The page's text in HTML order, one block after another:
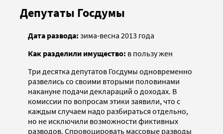
Депутаты Госдумы
Дата развода: зима-весна 2013 года
Как разделили имущество: в пользу жен
Три десятка депутатов Госдумы одновременно
развелись со своими вторыми половинами
накануне подачи деклараций о доходах. В
комиссии по вопросам этики заявили, что с
каждым случаем надо разбираться отдельно,
но не исключили возможности фиктивных
разводов. Спровоцировать массовые разводы